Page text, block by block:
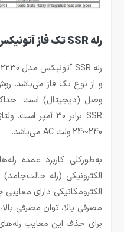
رله SSR تک فاز آتونیکس SRH1-2230
وصل (دیجیتال) است.
240~24 ولت AC می‌باشد.
به‌طورکلی کاربرد عمده
الکترونیکی (رله
الکترومکانیکی دارای
مصرفی بالا، توان مصرفی
برای حذف این معایب